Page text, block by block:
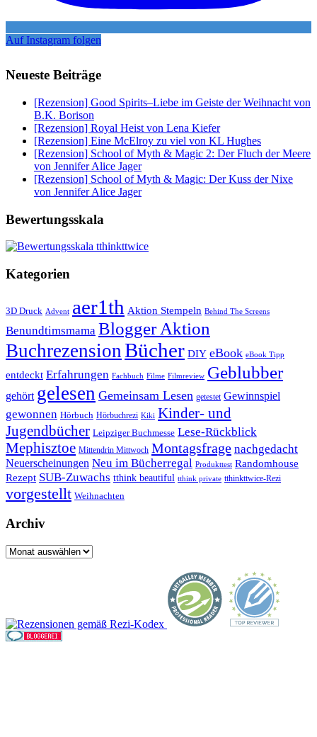
Auf Instagram folgen
Neueste Beiträge
[Rezension] Good Spirits–Liebe im Geiste der Weihnacht von
B.K. Borison
[Rezension] Royal Heist von Lena Kiefer
[Rezension] Eine McElroy zu viel von KL Hughes
[Rezension] School of Myth & Magic 2: Der Fluch der Meere
von Jennifer Alice Jager
[Rezension] School of Myth & Magic: Der Kuss der Nixe
von Jennifer Alice Jager
Bewertungsskala
Kategorien
3D Druck Advent aer1th Aktion Stempeln Behind The Screens
Benundtimsmama Blogger Aktion
Buchrezension Bücher DIY eBook eBook Tipp
entdeckt Erfahrungen Fachbuch Filme Filmreview Geblubber
gehört gelesen Gemeinsam Lesen getestet Gewinnspiel
gewonnen Hörbuch Hörbuchrezi Kiki Kinder- und
Jugendbücher Leipziger Buchmesse Lese-Rückblick
Mephisztoe Mittendrin Mittwoch Montagsfrage nachgedacht
Neuerscheinungen Neu im Bücherregal Produkttest Randomhouse
Rezept SUB-Zuwachs tthink beautiful tthink private tthinkttwice-Rezi
vorgestellt Weihnachten
Archiv
Archiv